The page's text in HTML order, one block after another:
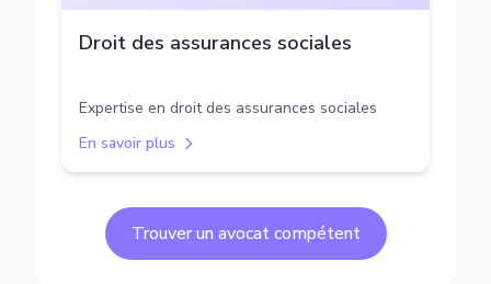
Droit des assurances sociales
Expertise en droit des assurances sociales
En savoir plus
Trouver un avocat compétent